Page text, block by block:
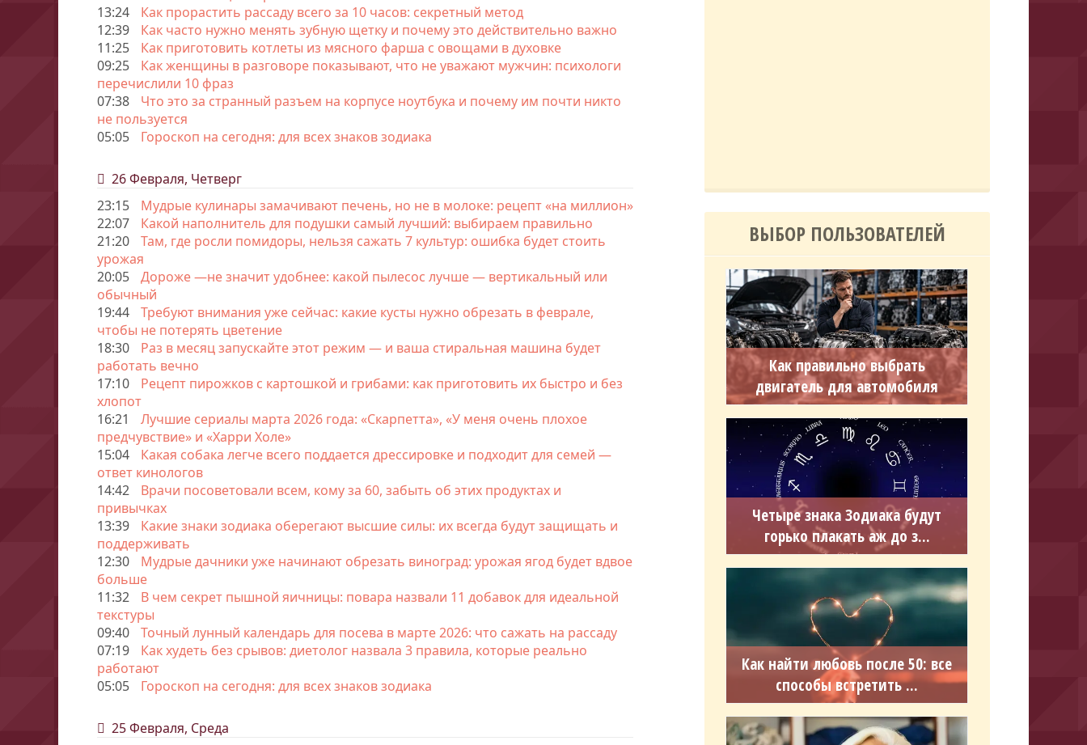
13:24
Как прорастить рассаду всего за 10 часов: секретный метод
12:39
Как часто нужно менять зубную щетку и почему это действительно важно
11:25
Как приготовить котлеты из мясного фарша с овощами в духовке
09:25
Как женщины в разговоре показывают, что не уважают мужчин: психологи
перечислили 10 фраз
07:38
Что это за странный разъем на корпусе ноутбука и почему им почти никто
не пользуется
05:05
Гороскоп на сегодня: для всех знаков зодиака
26 Февраля, Четверг
23:15
Мудрые кулинары замачивают печень, но не в молоке: рецепт «на миллион»
22:07
Какой наполнитель для подушки самый лучший: выбираем правильно
21:20
Там, где росли помидоры, нельзя сажать 7 культур: ошибка будет стоить
урожая
20:05
Дороже —не значит удобнее: какой пылесос лучше — вертикальный или
обычный
19:44
Требуют внимания уже сейчас: какие кусты нужно обрезать в феврале,
чтобы не потерять цветение
18:30
Раз в месяц запускайте этот режим — и ваша стиральная машина будет
работать вечно
17:10
Рецепт пирожков с картошкой и грибами: как приготовить их быстро и без
хлопот
16:21
Лучшие сериалы марта 2026 года: «Скарпетта», «У меня очень плохое
предчувствие» и «Харри Холе»
15:04
Какая собака легче всего поддается дрессировке и подходит для семей —
ответ кинологов
14:42
Врачи посоветовали всем, кому за 60, забыть об этих продуктах и
привычках
13:39
Какие знаки зодиака оберегают высшие силы: их всегда будут защищать и
поддерживать
12:30
Мудрые дачники уже начинают обрезать виноград: урожая ягод будет вдвое
больше
11:32
В чем секрет пышной яичницы: повара назвали 11 добавок для идеальной
текстуры
09:40
Точный лунный календарь для посева в марте 2026: что сажать на рассаду
07:19
Как худеть без срывов: диетолог назвала 3 правила, которые реально
работают
05:05
Гороскоп на сегодня: для всех знаков зодиака
25 Февраля, Среда
ВЫБОР ПОЛЬЗОВАТЕЛЕЙ
Как правильно выбрать
двигатель для автомобиля
Четыре знака Зодиака будут
горько плакать аж до з...
Как найти любовь после 50: все
способы встретить ...